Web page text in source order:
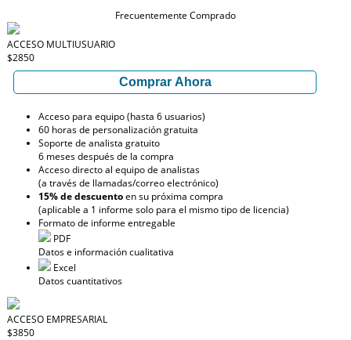
Frecuentemente Comprado
ACCESO MULTIUSUARIO
$2850
Comprar Ahora
Acceso para equipo (hasta 6 usuarios)
60 horas de personalización gratuita
Soporte de analista gratuito
6 meses después de la compra
Acceso directo al equipo de analistas
(a través de llamadas/correo electrónico)
15% de descuentoen su próxima compra
(aplicable a 1 informe solo para el mismo tipo de licencia)
Formato de informe entregable
PDF
Datos e información cualitativa
Excel
Datos cuantitativos
ACCESO EMPRESARIAL
$3850